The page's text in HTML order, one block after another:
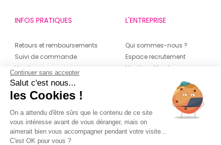
INFOS PRATIQUES
Retours et remboursements
Suivi de commande
Livraisons
Guide des tailles
Politique de confidentialité
Conditions générales
d’utilisation de la Carte de
Fidélité
L'ENTREPRISE
Qui sommes-nous ?
Espace recrutement
Mentions légales
Conditions générales de
Notre engagement RSE
Contactez-nous
Magasins
Continuer sans accepter
Salut c'est nous...
les Cookies !
On a attendu d'être sûrs que le contenu de ce site
vous intéresse avant de vous déranger, mais on
aimerait bien vous accompagner pendant votre visite...
C'est OK pour vous ?